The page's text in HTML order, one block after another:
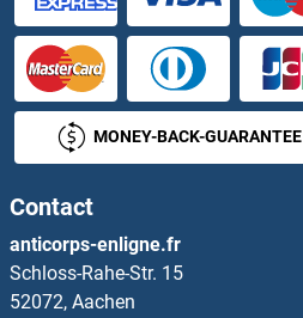
MREG Kits ELISA
MRFAP1 Kits ELISA
MRGPRX2 Kits ELISA
MRO Kits ELISA
MRPL17 Kits ELISA
MONEY-BACK-GUARANTEE
Contact
anticorps-enligne.fr
Schloss-Rahe-Str. 15
52072, Aachen